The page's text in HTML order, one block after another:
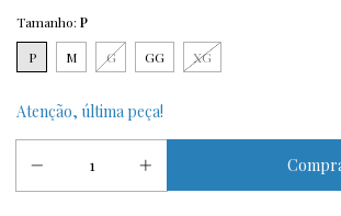
Tamanho: P
P
M G GG XG
Atenção, última peça!